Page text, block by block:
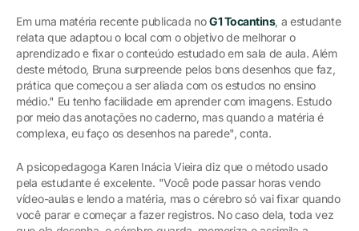
Em uma matéria recente publicada noG1 Tocantins, a estudante
relata que adaptou o local com o objetivo de melhorar o
aprendizado e fixar o conteúdo estudado em sala de aula. Além
deste método, Bruna surpreende pelos bons desenhos que faz,
prática que começou a ser aliada com os estudos no ensino
médio." Eu tenho facilidade em aprender com imagens. Estudo
por meio das anotações no caderno, mas quando a matéria é
complexa, eu faço os desenhos na parede", conta.
A psicopedagoga Karen Inácia Vieira diz que o método usado
pela estudante é excelente. "Você pode passar horas vendo
vídeo-aulas e lendo a matéria, mas o cérebro só vai fixar quando
você parar e começar a fazer registros. No caso dela, toda vez